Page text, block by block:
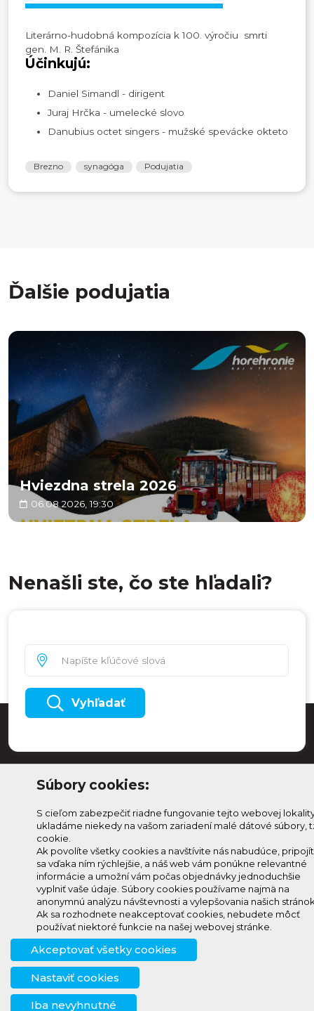
Literárno-hudobná kompozícia k 100. výročiu smrti
gen. M. R. Štefánika
Účinkujú:
Daniel Simandl - dirigent
Juraj Hrčka - umelecké slovo
Danubius octet singers - mužské spevácke okteto
Brezno synagóga Podujatia
Ďalšie podujatia
Hviezdna strela 2026
06.08.2026, 19:30
Nenašli ste, čo ste hľadali?
Vyhľadať
info@knh.sk
+421 903
294 997
Prihlásenie
Zmeniť
nastavenie
cookies
Odoberaj Kam na
Horehroní
Prihlás sa na odber a
dostávaj novinky ako prvý
Súbory cookies:
S cieľom zabezpečiť riadne fungovanie tejto webovej
ukladáme niekedy na vašom zariadení malé dátové súbory,
cookie.
Ak povolíte všetky cookies a navštívite nás nabudúce,
sa vďaka ním rýchlejšie, a náš web vám ponúkne relevantné
informácie a umožní vám počas objednávky jednoduchšie
vyplniť vaše údaje. Súbory cookies používame najmä na
anonymnú analýzu návštevnosti a vylepšovania našich
Ak sa rozhodnete neakceptovať cookies, nebudete môcť
používať niektoré funkcie na našej webovej stránke.
Akceptovať všetky cookies
Nastaviť cookies
Iba nevyhnutné